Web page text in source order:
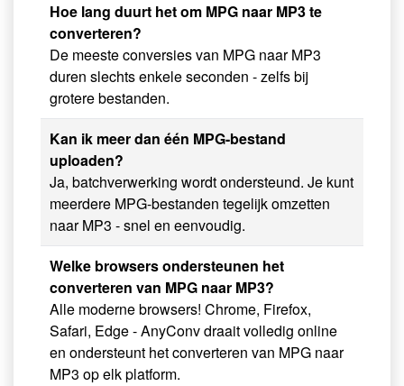
Hoe lang duurt het om MPG naar MP3 te
converteren?
De meeste conversies van MPG naar MP3
duren slechts enkele seconden - zelfs bij
grotere bestanden.
Kan ik meer dan één MPG-bestand
uploaden?
Ja, batchverwerking wordt ondersteund. Je kunt
meerdere MPG-bestanden tegelijk omzetten
naar MP3 - snel en eenvoudig.
Welke browsers ondersteunen het
converteren van MPG naar MP3?
Alle moderne browsers! Chrome, Firefox,
Safari, Edge - AnyConv draait volledig online
en ondersteunt het converteren van MPG naar
MP3 op elk platform.